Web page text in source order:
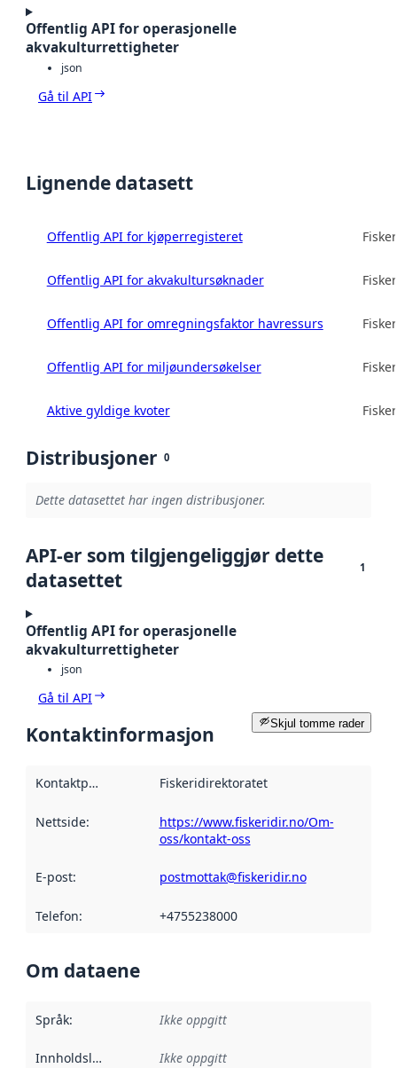
Offentlig API for operasjonelle
akvakulturrettigheter
json
Gå til API
Lignende datasett
Offentlig API for kjøperregisteret
Offentlig API for akvakultursøknader
Offentlig API for omregningsfaktor havressurs
Offentlig API for miljøundersøkelser
Aktive gyldige kvoter
Distribusjoner 0
Dette datasettet har ingen distribusjoner.
API-er som tilgjengeliggjør dette
datasettet
1
Offentlig API for operasjonelle
akvakulturrettigheter
json
Gå til API
Skjul tomme rader
Kontaktinformasjon
Kontaktpunkt Fiskeridirektoratet
Nettside:
https://www.fiskeridir.no/Om-
oss/kontakt-oss
E-post: postmottak@fiskeridir.no
Telefon: +4755238000
Om dataene
Språk: Ikke oppgitt
Innholdsleverandører :
Ikke oppgitt